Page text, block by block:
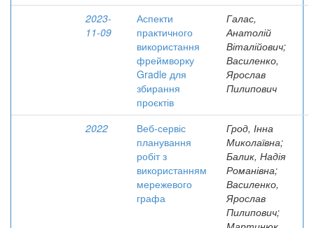
2023-
11-09
Аспекти
практичного
використання
фреймворку
Gradle для
збирання
проєктів
Галас,
Анатолій
Віталійович;
Василенко,
Ярослав
Пилипович
2022
Веб-сервіс
планування
робіт з
використанням
мережевого
графа
Грод, Інна
Миколаївна;
Балик, Надія
Романівна;
Василенко,
Ярослав
Пилипович;